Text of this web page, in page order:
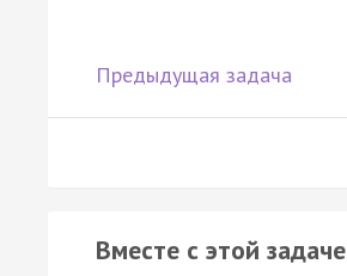
Предыдущая задача
Вместе с этой